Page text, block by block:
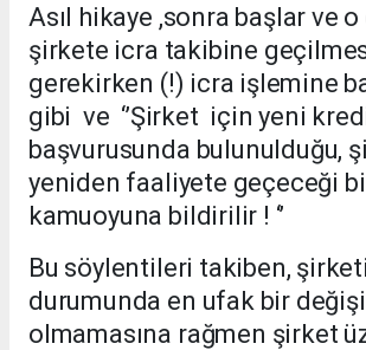
Asıl hikaye ,sonra başlar ve
şirkete icra takibine
gerekirken (!) icra işlemine
gibi ve ‘’Şirket için yeni
başvurusunda bulunulduğu,
yeniden faaliyete geçeceği
kamuoyuna bildirilir ! ‘’
Bu söylentileri takiben,
durumunda en ufak bir
olmamasına rağmen şirket